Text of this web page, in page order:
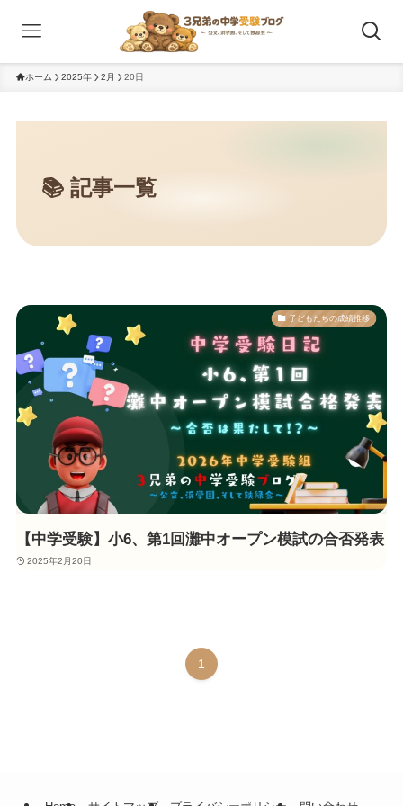
ホーム 2025年 2月 20日
子どもたちの成績推移
【中学受験】小6、第1回灘中オープン模試の合否発表
2025年2月20日
1